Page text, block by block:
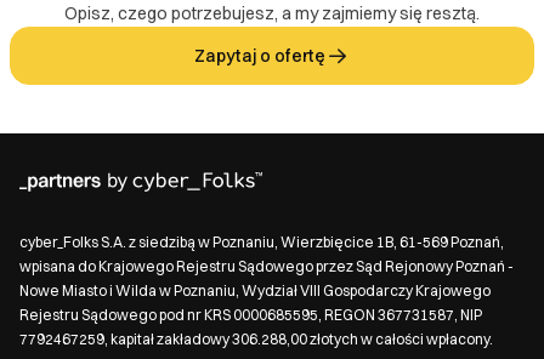
Opisz, czego potrzebujesz, a my zajmiemy się resztą.
Zapytaj o ofertę
cyber_Folks S.A. z siedzibą w Poznaniu, Wierzbięcice 1B, 61-569 Poznań,
wpisana do Krajowego Rejestru Sądowego przez Sąd Rejonowy Poznań -
Nowe Miasto i Wilda w Poznaniu, Wydział VIII Gospodarczy Krajowego
Rejestru Sądowego pod nr KRS 0000685595, REGON 367731587, NIP
7792467259, kapitał zakładowy 306.288,00 złotych w całości wpłacony.